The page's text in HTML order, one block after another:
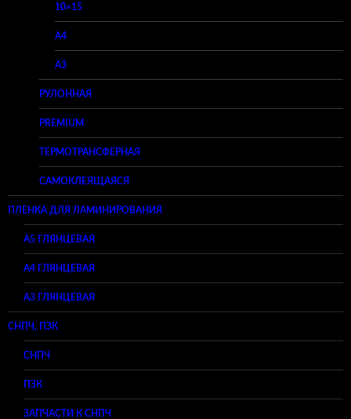
10×15
A4
A3
РУЛОННАЯ
PREMIUM
ТЕРМОТРАНСФЕРНАЯ
САМОКЛЕЯЩАЯСЯ
ПЛЕНКА ДЛЯ ЛАМИНИРОВАНИЯ
A5 ГЛЯНЦЕВАЯ
А4 ГЛЯНЦЕВАЯ
A3 ГЛЯНЦЕВАЯ
СНПЧ, ПЗК
СНПЧ
ПЗК
ЗАПЧАСТИ К СНПЧ